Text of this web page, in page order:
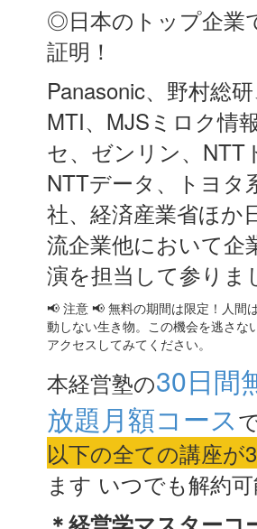
◎日本のトップ企業
証明！
Panasonic、野村総研
MTI、MJSミロク情
セ、ゼンリン、NTT
NTTデータ、トヨタ
社、経済産業省ほか
流企業他において企
演を担当して参りま
📢 注意 📢 無料の期間は限定！人間
動しない生き物。この機会を逃さな
アクセスしてみてください。
本経営塾の30日間
放題月額コース
以下の全ての講座が
ます いつでも解約